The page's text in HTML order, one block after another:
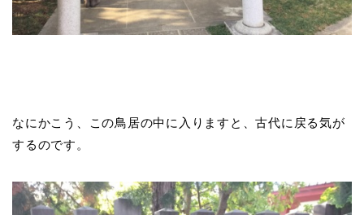
なにかこう、この鳥居の中に入りますと、古代に戻る気が
するのです。